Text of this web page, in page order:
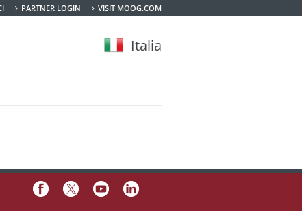
PARTNER LOGIN
VISIT MOOG.COM
Italia